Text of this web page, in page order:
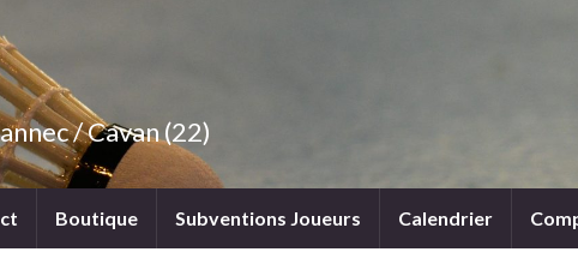
/ Cavan (22)
Boutique Subventions Joueurs Calendrier